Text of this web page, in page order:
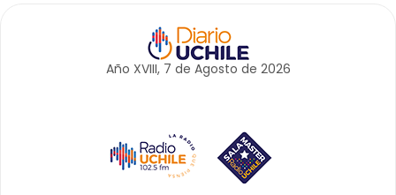
Año XVIII, 7 de Agosto de 2026